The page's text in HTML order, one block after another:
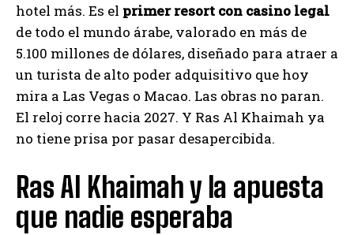
hotel más. Es el primer resort con casino legal
de todo el mundo árabe, valorado en más de
5.100 millones de dólares, diseñado para atraer a
un turista de alto poder adquisitivo que hoy
mira a Las Vegas o Macao. Las obras no paran.
El reloj corre hacia 2027. Y Ras Al Khaimah ya
no tiene prisa por pasar desapercibida.
Ras Al Khaimah y la apuesta
que nadie esperaba